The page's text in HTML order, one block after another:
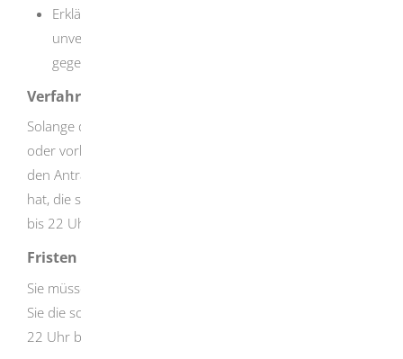
Erklärung des Arbeitgebers, dass keine
unverantwortbare Gefährdung durch Alleinarbeit
gegeben ist.
Verfahrensablauf
Solange die Aufsichtsbehörde den Antrag nicht ablehnt
oder vorläufig untersagt, darf der Arbeitgeber, sofern er
den Antrag mit den Unterlagen der Behörde vorgelegt
hat, die schwangere/stillende Frau in der Zeit von 20 Uhr
bis 22 Uhr weiterbeschäftigen.
Fristen
Sie müssen einen Antrag zur Genehmigung stellen, bevor
Sie die schwangere oder stillenden Frau zwischen 20 und
22 Uhr beschäftigen.